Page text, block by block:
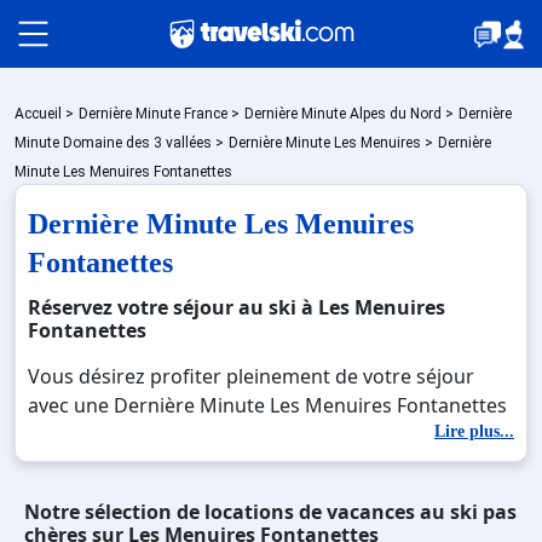
Packages
Bons plans
☼ Montagne été
Accueil > Dernière Minute France > Dernière Minute Alpes du Nord > Dernière
Minute Domaine des 3 vallées > Dernière Minute Les Menuires > Dernière
Minute Les Menuires Fontanettes
Dernière Minute Les Menuires
Fontanettes
Réservez votre séjour au ski à Les Menuires
Fontanettes
Vous désirez profiter pleinement de votre séjour
avec une Dernière Minute Les Menuires Fontanettes
? Découvrez nos offres de Dernière Minute Les
Menuires Fontanettes pour skier sans limite à noel,
Profitez de votre Dernière Minute Les Menuires
Lire plus...
Notre sélection de locations de vacances au ski pas
chères sur Les Menuires Fontanettes